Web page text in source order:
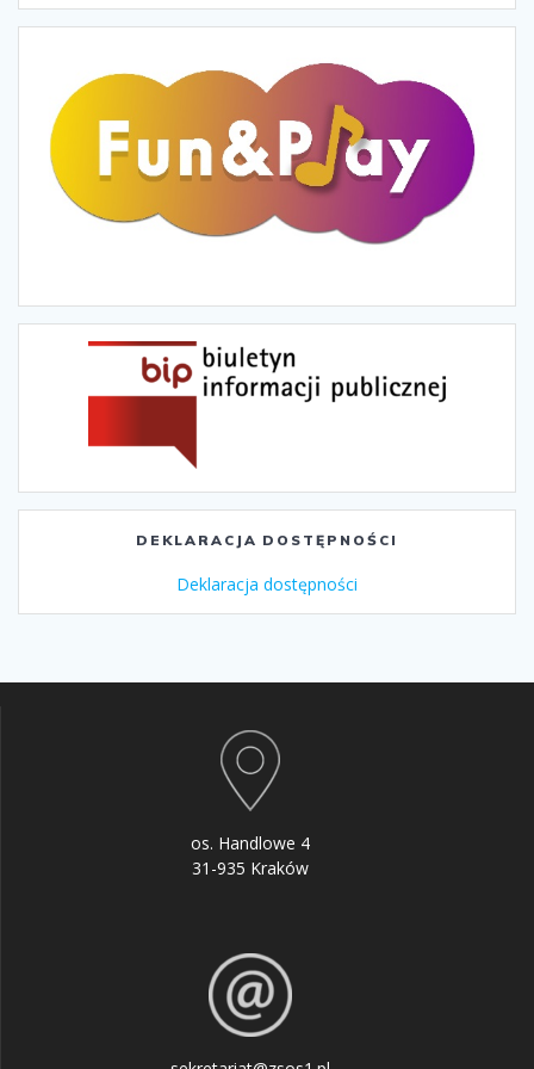
DEKLARACJA DOSTĘPNOŚCI
Deklaracja dostępności
os. Handlowe 4
31-935 Kraków